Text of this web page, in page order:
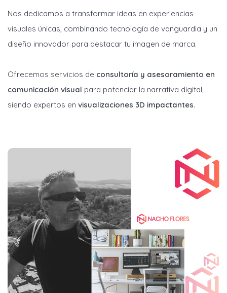
Nos dedicamos a transformar ideas en experiencias
visuales únicas, combinando tecnología de vanguardia y un
diseño innovador para destacar tu imagen de marca.
Ofrecemos servicios de consultoría y asesoramiento en
comunicación visual para potenciar la narrativa digital,
siendo expertos en visualizaciones 3D impactantes.